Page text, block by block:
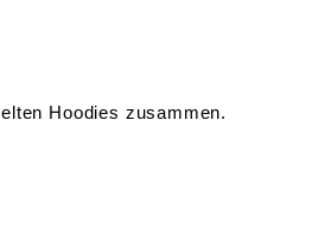
Hoodies zusammen.